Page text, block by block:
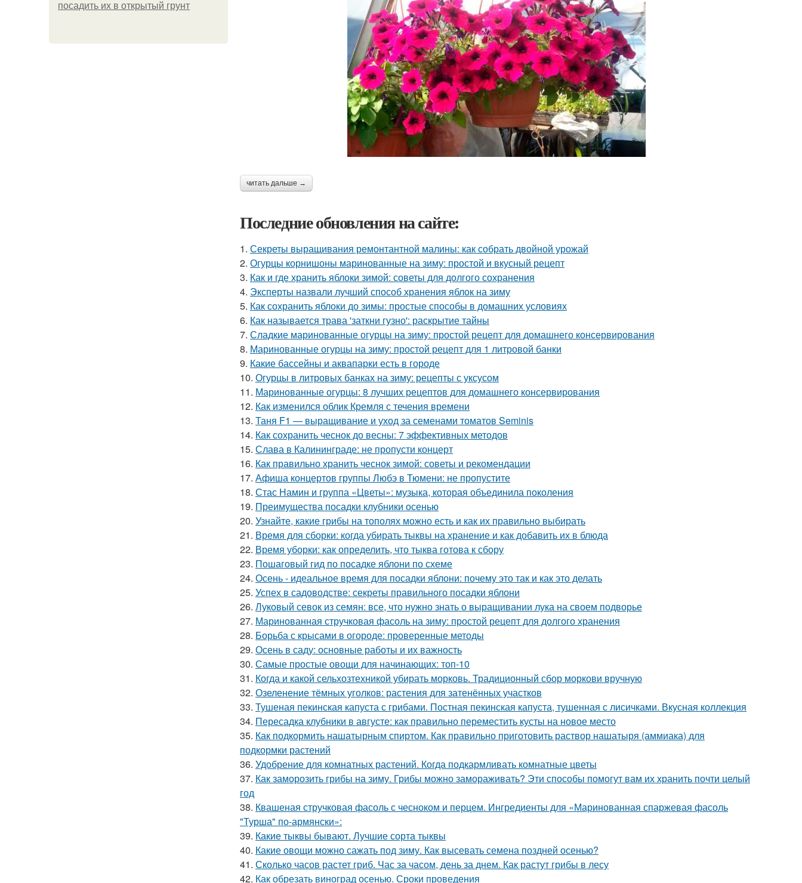
посадить их в открытый грунт
читать дальше →
Последние обновления на сайте:
1. Секреты выращивания ремонтантной малины: как собрать двойной урожай
2. Огурцы корнишоны маринованные на зиму: простой и вкусный рецепт
3. Как и где хранить яблоки зимой: советы для долгого сохранения
4. Эксперты назвали лучший способ хранения яблок на зиму
5. Как сохранить яблоки до зимы: простые способы в домашних условиях
6. Как называется трава 'заткни гузно': раскрытие тайны
7. Сладкие маринованные огурцы на зиму: простой рецепт для домашнего консервирования
8. Маринованные огурцы на зиму: простой рецепт для 1 литровой банки
9. Какие бассейны и аквапарки есть в городе
10. Огурцы в литровых банках на зиму: рецепты с уксусом
11. Маринованные огурцы: 8 лучших рецептов для домашнего консервирования
12. Как изменился облик Кремля с течения времени
13. Таня F1 — выращивание и уход за семенами томатов Seminis
14. Как сохранить чеснок до весны: 7 эффективных методов
15. Слава в Калининграде: не пропусти концерт
16. Как правильно хранить чеснок зимой: советы и рекомендации
17. Афиша концертов группы Любэ в Тюмени: не пропустите
18. Стас Намин и группа «Цветы»: музыка, которая объединила поколения
19. Преимущества посадки клубники осенью
20. Узнайте, какие грибы на тополях можно есть и как их правильно выбирать
21. Время для сборки: когда убирать тыквы на хранение и как добавить их в блюда
22. Время уборки: как определить, что тыква готова к сбору
23. Пошаговый гид по посадке яблони по схеме
24. Осень - идеальное время для посадки яблони: почему это так и как это делать
25. Успех в садоводстве: секреты правильного посадки яблони
26. Луковый севок из семян: все, что нужно знать о выращивании лука на своем подворье
27. Маринованная стручковая фасоль на зиму: простой рецепт для долгого хранения
28. Борьба с крысами в огороде: проверенные методы
29. Осень в саду: основные работы и их важность
30. Самые простые овощи для начинающих: топ-10
31. Когда и какой сельхозтехникой убирать морковь. Традиционный сбор моркови вручную
32. Озеленение тёмных уголков: растения для затенённых участков
33. Тушеная пекинская капуста с грибами. Постная пекинская капуста, тушенная с лисичками. Вкусная коллекция
34. Пересадка клубники в августе: как правильно переместить кусты на новое место
35. Как подкормить нашатырным спиртом. Как правильно приготовить раствор нашатыря (аммиака) для
подкормки растений
36. Удобрение для комнатных растений. Когда подкармливать комнатные цветы
37. Как заморозить грибы на зиму. Грибы можно замораживать? Эти способы помогут вам их хранить почти целый
год
38. Квашеная стручковая фасоль с чесноком и перцем. Ингредиенты для «Маринованная спаржевая фасоль
"Турша" по-армянски»:
39. Какие тыквы бывают. Лучшие сорта тыквы
40. Какие овощи можно сажать под зиму. Как высевать семена поздней осенью?
41. Сколько часов растет гриб. Час за часом, день за днем. Как растут грибы в лесу
42. Как обрезать виноград осенью. Сроки проведения